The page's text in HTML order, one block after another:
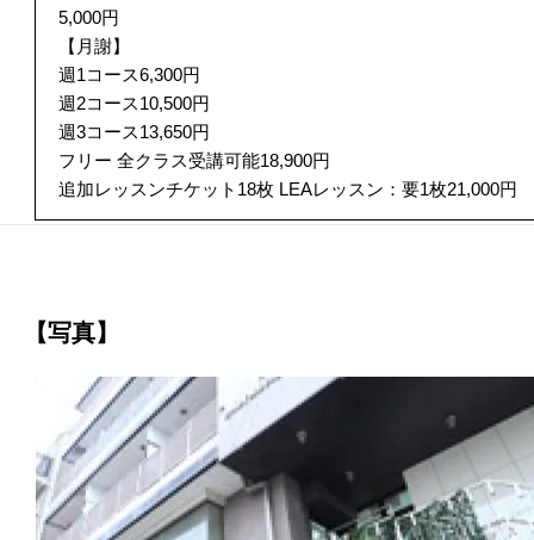
5,000円
【月謝】
週1コース6,300円
週2コース10,500円
週3コース13,650円
フリー 全クラス受講可能18,900円
追加レッスンチケット18枚 LEAレッスン：要1枚21,000円
【写真】